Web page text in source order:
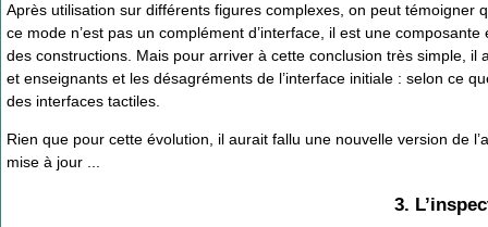
Après utilisation sur différents figures complexes, on peut témoigner
ce mode n’est pas un complément d’interface, il est une
des constructions. Mais pour arriver à cette conclusion très simple,
et enseignants et les désagréments de l’interface initiale : selon ce
des interfaces tactiles.
Rien que pour cette évolution, il aurait fallu une nouvelle version de
mise à jour ...
3.